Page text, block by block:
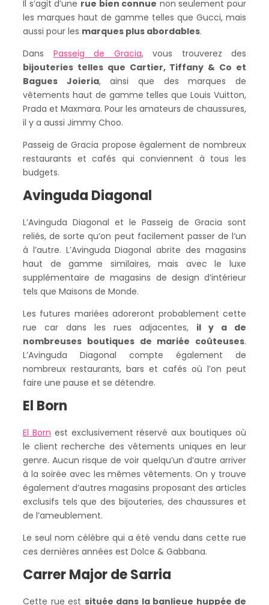
Il s’agit d’une rue bien connue non seulement pour
les marques haut de gamme telles que Gucci, mais
aussi pour les marques plus abordables.
Dans Passeig de Gracia, vous trouverez des
bijouteries telles que Cartier, Tiffany & Co et
Bagues Joieria, ainsi que des marques de
vêtements haut de gamme telles que Louis Vuitton,
Prada et Maxmara. Pour les amateurs de chaussures,
il y a aussi Jimmy Choo.
Passeig de Gracia propose également de nombreux
restaurants et cafés qui conviennent à tous les
budgets.
Avinguda Diagonal
L’Avinguda Diagonal et le Passeig de Gracia sont
reliés, de sorte qu’on peut facilement passer de l’un
à l’autre. L’Avinguda Diagonal abrite des magasins
haut de gamme similaires, mais avec le luxe
supplémentaire de magasins de design d’intérieur
tels que Maisons de Monde.
Les futures mariées adoreront probablement cette
rue car dans les rues adjacentes, il y a de
nombreuses boutiques de mariée coûteuses.
L’Avinguda Diagonal compte également de
nombreux restaurants, bars et cafés où l’on peut
faire une pause et se détendre.
El Born
El Born est exclusivement réservé aux boutiques où
le client recherche des vêtements uniques en leur
genre. Aucun risque de voir quelqu’un d’autre arriver
à la soirée avec les mêmes vêtements. On y trouve
également d’autres magasins proposant des articles
exclusifs tels que des bijouteries, des chaussures et
de l’ameublement.
Le seul nom célèbre qui a été vendu dans cette rue
ces dernières années est Dolce & Gabbana.
Carrer Major de Sarria
Cette rue est située dans la banlieue huppée de